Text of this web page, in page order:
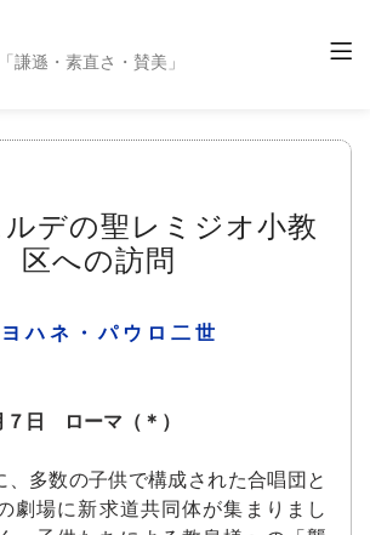
謙遜・素直さ・賛美」
デの聖レミジオ小教
区への訪問
ハネ・パウロ二世
７日 ローマ（＊）
、多数の子供で構成された合唱団と
劇場に新求道共同体が集まりまし